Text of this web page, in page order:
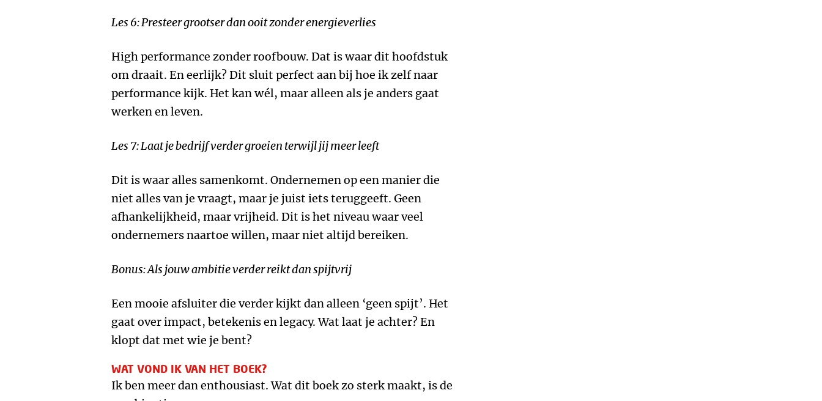
Les 6: Presteer grootser dan ooit zonder energieverlies
High performance zonder roofbouw. Dat is waar dit hoofdstuk
om draait. En eerlijk? Dit sluit perfect aan bij hoe ik zelf naar
performance kijk. Het kan wél, maar alleen als je anders gaat
werken en leven.
Les 7: Laat je bedrijf verder groeien terwijl jij meer leeft
Dit is waar alles samenkomt. Ondernemen op een manier die
niet alles van je vraagt, maar je juist iets teruggeeft. Geen
afhankelijkheid, maar vrijheid. Dit is het niveau waar veel
ondernemers naartoe willen, maar niet altijd bereiken.
Bonus: Als jouw ambitie verder reikt dan spijtvrij
Een mooie afsluiter die verder kijkt dan alleen ‘geen spijt’. Het
gaat over impact, betekenis en legacy. Wat laat je achter? En
klopt dat met wie je bent?
WAT VOND IK VAN HET BOEK?
Ik ben meer dan enthousiast. Wat dit boek zo sterk maakt, is de